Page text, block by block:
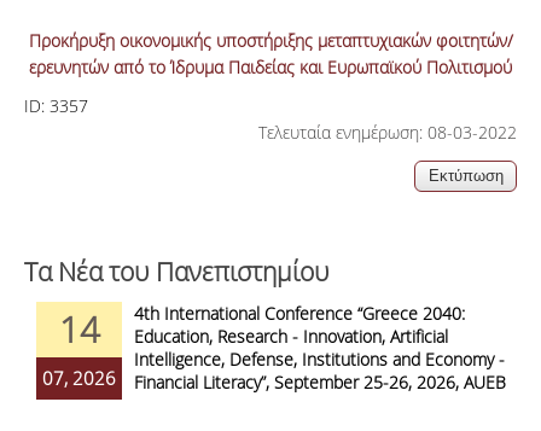
Προκήρυξη οικονομικής υποστήριξης μεταπτυχιακών φοιτητών/
ερευνητών από το Ίδρυμα Παιδείας και Ευρωπαϊκού Πολιτισμού
ID: 3357
Τελευταία ενημέρωση: 08-03-2022
Τα Νέα του Πανεπιστημίου
14
07, 2026
4th International Conference “Greece 2040:
Education, Research - Innovation, Artificial
Intelligence, Defense, Institutions and Economy -
Financial Literacy”, September 25-26, 2026, AUEB